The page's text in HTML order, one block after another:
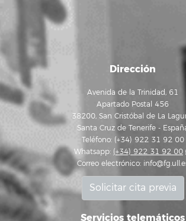
Dirección
Avenida de la Trinidad, 61
Apartado Postal 456
38200, San Cristóbal de La
Santa Cruz de Tenerife -
Teléfono: (+34) 922 31 92 00
Whatsapp: (+34) 922 31 92 00
Correo electrónico:
Solicitar cita previa
Servicios telemáticos